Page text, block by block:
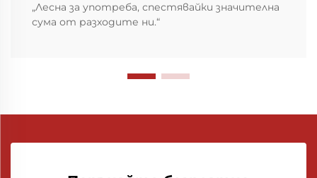
„Лесна за употреба, спестявайки значителна
сума от разходите ни.“